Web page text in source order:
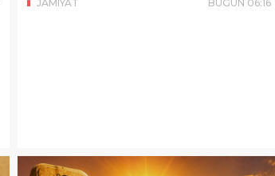
JAMIYAT BUGUN 06:16